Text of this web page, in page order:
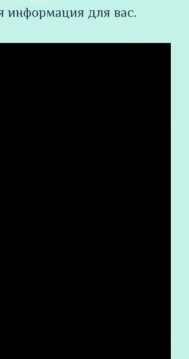
информация для вас.